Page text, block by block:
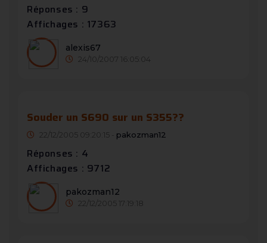
Réponses : 9
Affichages : 17363
alexis67
24/10/2007 16:05:04
Souder un S690 sur un S355??
22/12/2005 09:20:15 - pakozman12
Réponses : 4
Affichages : 9712
pakozman12
22/12/2005 17:19:18